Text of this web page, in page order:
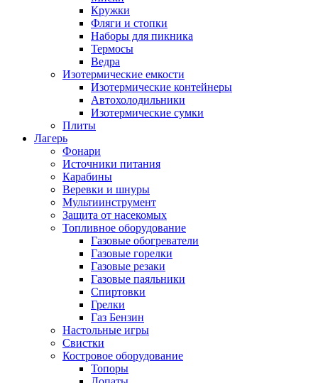
Кружки
Фляги и стопки
Наборы для пикника
Термосы
Ведра
Изотермические емкости
Изотермические контейнеры
Автохолодильники
Изотермические сумки
Плиты
Лагерь
Фонари
Источники питания
Карабины
Веревки и шнуры
Мультиинструмент
Защита от насекомых
Топливное оборудование
Газовые обогреватели
Газовые горелки
Газовые резаки
Газовые паяльники
Спиртовки
Грелки
Газ Бензин
Настольные игры
Свистки
Костровое оборудование
Топоры